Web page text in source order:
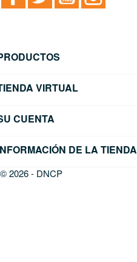
VIRTUAL
CUENTA
DE LA TIENDA
© 2026 - DNCP